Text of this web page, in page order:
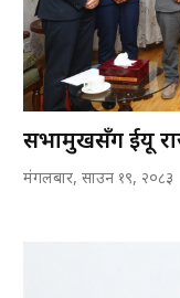
सभामुखसँग ईयू
मंगलबार, साउन १९, २०८३